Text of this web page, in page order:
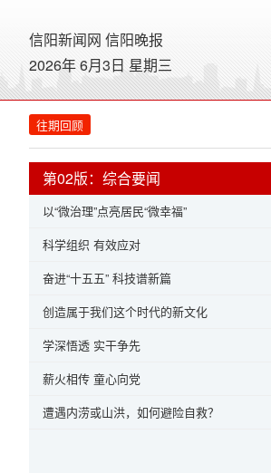
信阳新闻网 信阳晚报
2026年 6月3日 星期三
往期回顾
第02版：综合要闻
以“微治理”点亮居民“微幸福”
科学组织 有效应对
奋进“十五五” 科技谱新篇
创造属于我们这个时代的新文化
学深悟透 实干争先
薪火相传 童心向党
遭遇内涝或山洪，如何避险自救？